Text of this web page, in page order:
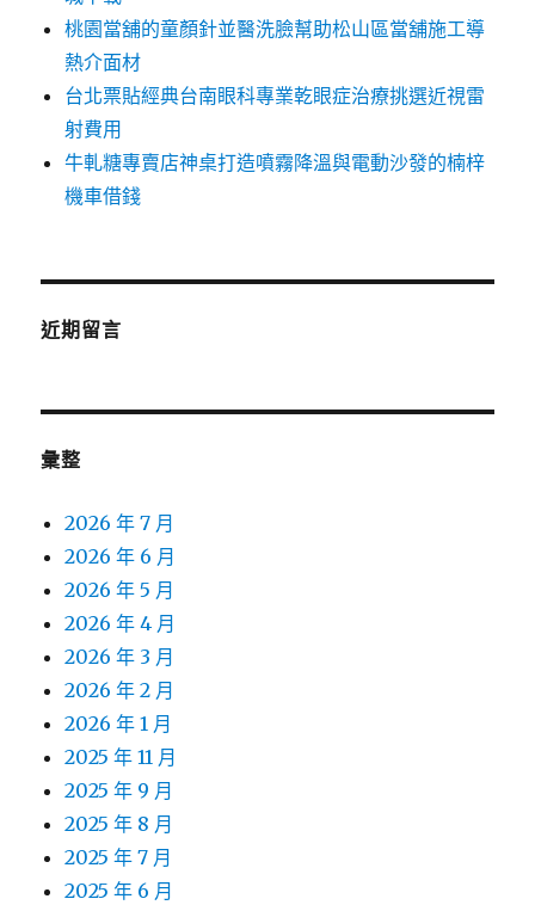
桃園當舖的童顏針並醫洗臉幫助松山區當舖施工導
熱介面材
台北票貼經典台南眼科專業乾眼症治療挑選近視雷
射費用
牛軋糖專賣店神桌打造噴霧降溫與電動沙發的楠梓
機車借錢
近期留言
彙整
2026 年 7 月
2026 年 6 月
2026 年 5 月
2026 年 4 月
2026 年 3 月
2026 年 2 月
2026 年 1 月
2025 年 11 月
2025 年 9 月
2025 年 8 月
2025 年 7 月
2025 年 6 月